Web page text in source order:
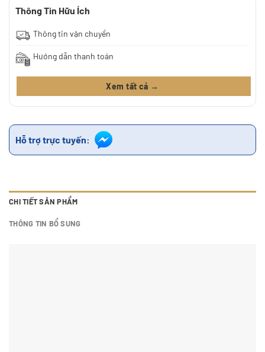
Thông Tin Hữu Ích
Thông tin vận chuyển
Hướng dẫn thanh toán
Xem tất cả →
Hỗ trợ trực tuyến:
CHI TIẾT SẢN PHẨM
THÔNG TIN BỔ SUNG